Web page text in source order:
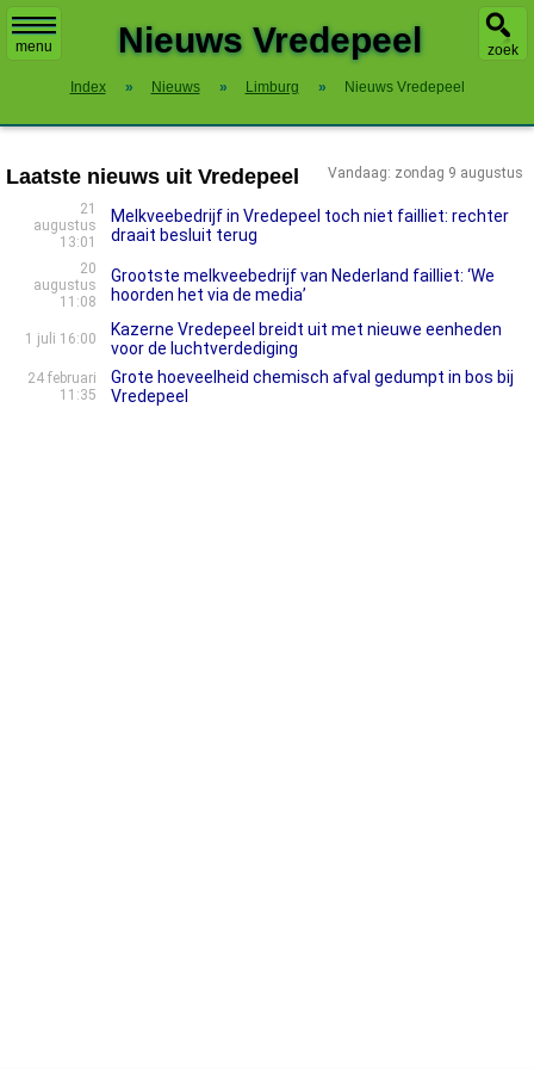
menu zoek
Nieuws Vredepeel
Index » Nieuws » Limburg » Nieuws Vredepeel
Vandaag: zondag 9 augustus
Laatste nieuws uit Vredepeel
21
augustus
13:01
Melkveebedrijf in Vredepeel toch niet failliet: rechter
draait besluit terug
20
augustus
11:08
Grootste melkveebedrijf van Nederland failliet: ‘We
hoorden het via de media’
1 juli 16:00
Kazerne Vredepeel breidt uit met nieuwe eenheden
voor de luchtverdediging
24 februari
11:35
Grote hoeveelheid chemisch afval gedumpt in bos bij
Vredepeel